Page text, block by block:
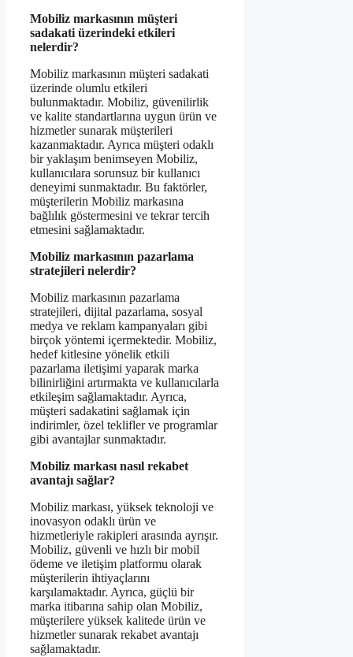
Mobiliz markasının müşteri
sadakati üzerindeki etkileri
nelerdir?
Mobiliz markasının müşteri sadakati
üzerinde olumlu etkileri
bulunmaktadır. Mobiliz, güvenilirlik
ve kalite standartlarına uygun ürün ve
hizmetler sunarak müşterileri
kazanmaktadır. Ayrıca müşteri odaklı
bir yaklaşım benimseyen Mobiliz,
kullanıcılara sorunsuz bir kullanıcı
deneyimi sunmaktadır. Bu faktörler,
müşterilerin Mobiliz markasına
bağlılık göstermesini ve tekrar tercih
etmesini sağlamaktadır.
Mobiliz markasının pazarlama
stratejileri nelerdir?
Mobiliz markasının pazarlama
stratejileri, dijital pazarlama, sosyal
medya ve reklam kampanyaları gibi
birçok yöntemi içermektedir. Mobiliz,
hedef kitlesine yönelik etkili
pazarlama iletişimi yaparak marka
bilinirliğini artırmakta ve kullanıcılarla
etkileşim sağlamaktadır. Ayrıca,
müşteri sadakatini sağlamak için
indirimler, özel teklifler ve programlar
gibi avantajlar sunmaktadır.
Mobiliz markası nasıl rekabet
avantajı sağlar?
Mobiliz markası, yüksek teknoloji ve
inovasyon odaklı ürün ve
hizmetleriyle rakipleri arasında ayrışır.
Mobiliz, güvenli ve hızlı bir mobil
ödeme ve iletişim platformu olarak
müşterilerin ihtiyaçlarını
karşılamaktadır. Ayrıca, güçlü bir
marka itibarına sahip olan Mobiliz,
müşterilere yüksek kalitede ürün ve
hizmetler sunarak rekabet avantajı
sağlamaktadır.